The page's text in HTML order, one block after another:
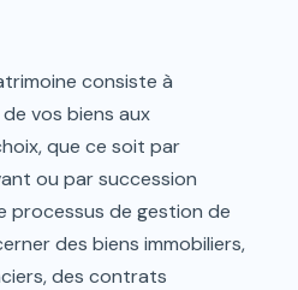
consiste à
vos biens aux
que ce soit par
ou par succession
processus de gestion de
des biens immobiliers,
des contrats